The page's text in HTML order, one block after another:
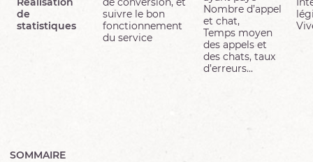
de
statistiques
suivre le bon
fonctionnement
du service
Nombre d’appel
et chat,
Temps moyen
des appels et
des chats, taux
d’erreurs...
SOMMAIRE